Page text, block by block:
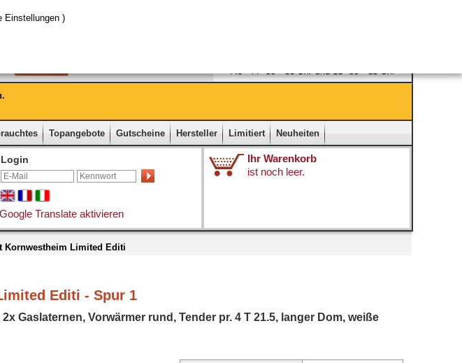
Topangebote Gutscheine Hersteller Limitiert Neuheiten
Login
Google Translate aktivieren
Ihr Warenkorb
ist noch leer.
Kornwestheim Limited Editi
Editi - Spur 1
Gaslaternen, Vorwärmer rund, Tender pr. 4 T 21.5, langer Dom, weiße
Einstellungen )